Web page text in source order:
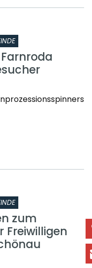
zum
Freiwilligen